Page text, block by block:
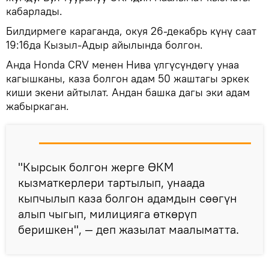
кабарлады.
Билдирмеге караганда, окуя 26-декабрь күнү саат
19:16да Кызыл-Адыр айылында болгон.
Анда Honda СRV менен Нива үлгүсүндөгү унаа
кагышканы, каза болгон адам 50 жаштагы эркек
киши экени айтылат. Андан башка дагы эки адам
жабыркаган.
"Кырсык болгон жерге ӨКМ
кызматкерлери тартылып, унаада
кыпчылып каза болгон адамдын сөөгүн
алып чыгып, милицияга өткөрүп
беришкен", — деп жазылат маалыматта.